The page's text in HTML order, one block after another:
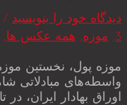
دیدگاه‌ خود را بنویسید /
3
, موزه, همه عکس ها,
موزه پول، نخستین
واسطه‌های مبادلاتی